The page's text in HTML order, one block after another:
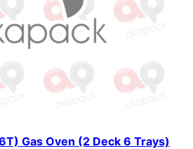
Gas Oven (2 Deck 6 Trays)